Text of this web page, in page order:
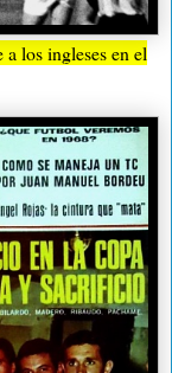
los ingleses en el